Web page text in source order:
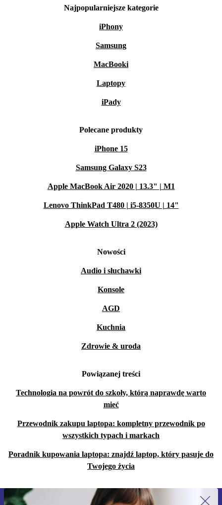
Najpopularniejsze kategorie
iPhony
Samsung
MacBooki
Laptopy
iPady
Polecane produkty
iPhone 15
Samsung Galaxy S23
Apple MacBook Air 2020 | 13.3" | M1
Lenovo ThinkPad T480 | i5-8350U | 14"
Apple Watch Ultra 2 (2023)
Nowości
Audio i słuchawki
Konsole
AGD
Kuchnia
Zdrowie & uroda
Powiązanej treści
Technologia na powrót do szkoły, którą naprawdę warto
mieć
Przewodnik zakupu laptopa: kompletny przewodnik po
wszystkich typach i markach
Poradnik kupowania laptopa: znajdź laptop, który pasuje do
Twojego życia